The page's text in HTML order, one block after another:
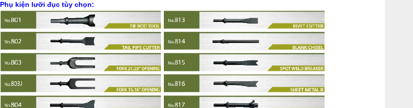
Phụ kiện lưỡi đục tùy chọn: